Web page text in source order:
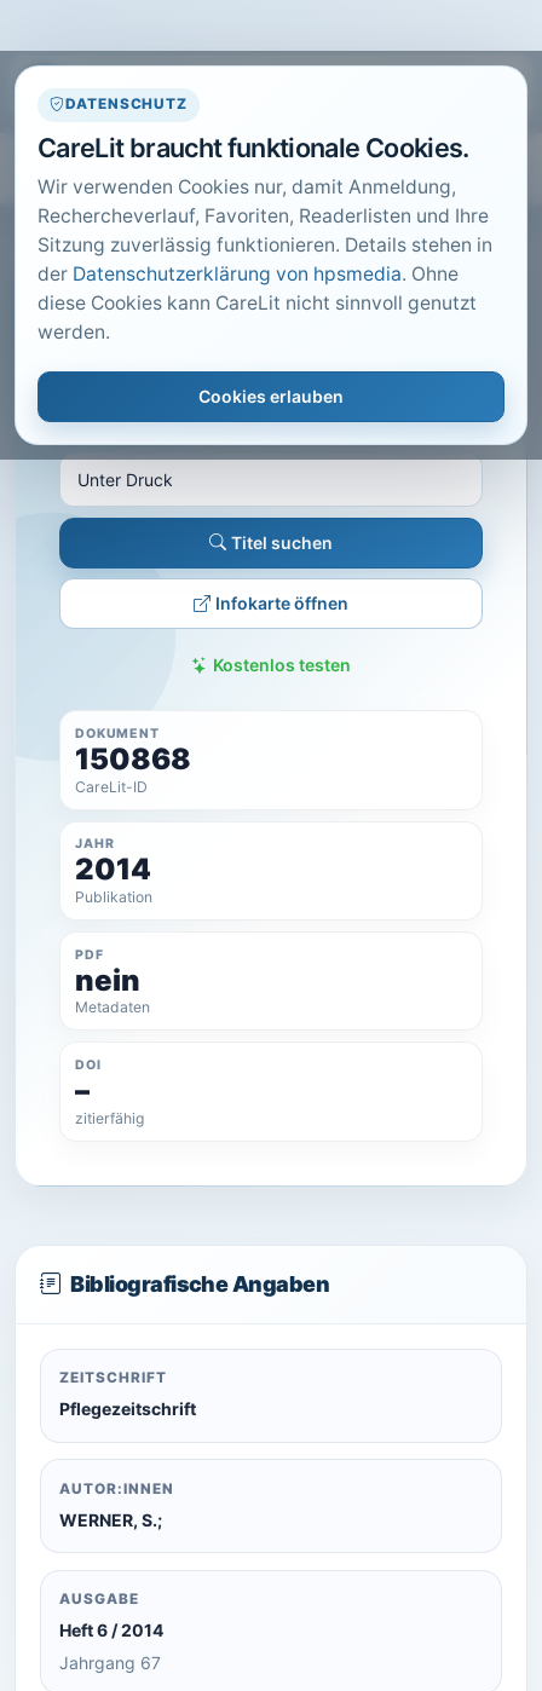
DATENSCHUTZ
CareLit braucht funktionale Cookies.
Wir verwenden Cookies nur, damit Anmeldung,
Rechercheverlauf, Favoriten, Readerlisten und Ihre
Sitzung zuverlässig funktionieren. Details stehen in
der Datenschutzerklärung von hpsmedia. Ohne
diese Cookies kann CareLit nicht sinnvoll genutzt
werden.
Cookies erlauben
CARELIT FACHARTIKEL
Unter Druck
WERNER, S.; · Pflegezeitschrift · 2014 · Heft 6 · S.
360 bis 363
Titel suchen
Infokarte öffnen
Kostenlos testen
DOKUMENT
150868
CareLit-ID
JAHR
2014
Publikation
PDF
nein
Metadaten
DOI
–
zitierfähig
Bibliografische Angaben
ZEITSCHRIFT
Pflegezeitschrift
AUTOR:INNEN
WERNER, S.;
AUSGABE
Heft 6 / 2014
Jahrgang 67